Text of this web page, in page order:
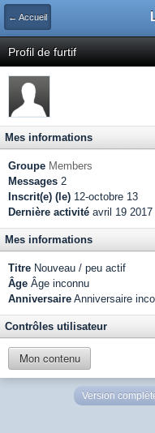
← Accueil
Profil de furtif
Mes informations
Groupe Members
Messages 2
Inscrit(e) (le) 12-octobre 13
Dernière activité avril 19 2017
Mes informations
Titre Nouveau / peu actif
Âge Âge inconnu
Anniversaire Anniversaire
Contrôles utilisateur
Mon contenu
Version